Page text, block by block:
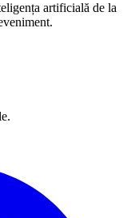
artificială de la